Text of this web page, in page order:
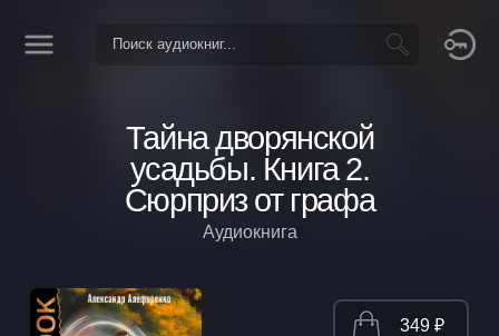
Тайна дворянской
усадьбы. Книга 2.
Сюрприз от графа
Аудиокнига
349 ₽